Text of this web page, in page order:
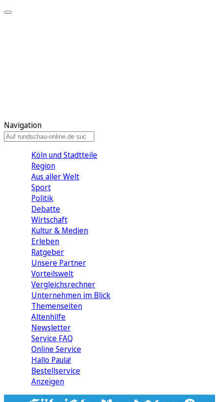
Navigation
Köln und Stadtteile
Region
Aus aller Welt
Sport
Politik
Debatte
Wirtschaft
Kultur & Medien
Erleben
Ratgeber
Unsere Partner
Vorteilswelt
Vergleichsrechner
Unternehmen im Blick
Themenseiten
Altenhilfe
Newsletter
Service FAQ
Online Service
Hallo Paula!
Bestellservice
Anzeigen